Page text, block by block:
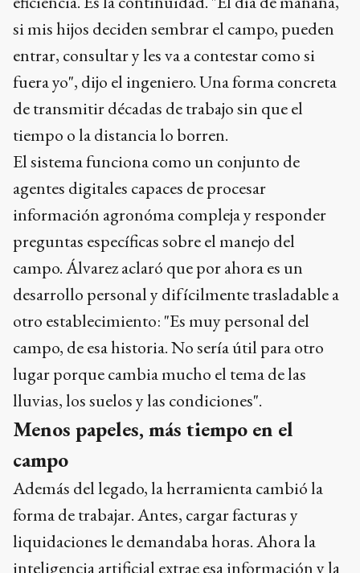
si mis hijos deciden sembrar el campo, pueden
entrar, consultar y les va a contestar como si
fuera yo", dijo el ingeniero. Una forma concreta
de transmitir décadas de trabajo sin que el
tiempo o la distancia lo borren.
El sistema funciona como un conjunto de
agentes digitales capaces de procesar
información agronóma compleja y responder
preguntas específicas sobre el manejo del
campo. Álvarez aclaró que por ahora es un
desarrollo personal y difícilmente trasladable a
otro establecimiento: "Es muy personal del
campo, de esa historia. No sería útil para otro
lugar porque cambia mucho el tema de las
lluvias, los suelos y las condiciones".
Menos papeles, más tiempo en el
campo
Además del legado, la herramienta cambió la
forma de trabajar. Antes, cargar facturas y
liquidaciones le demandaba horas. Ahora la
inteligencia artificial extrae esa información y la